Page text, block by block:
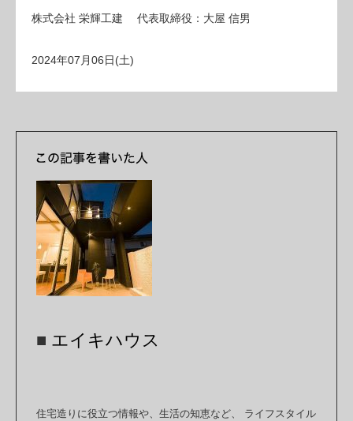
株式会社 栄輝工建 代表取締役：大屋 信男
2024年07月06日(土)
■ エイキハウス
住宅造りに役立つ情報や、生活の知恵など、 ライフスタイル